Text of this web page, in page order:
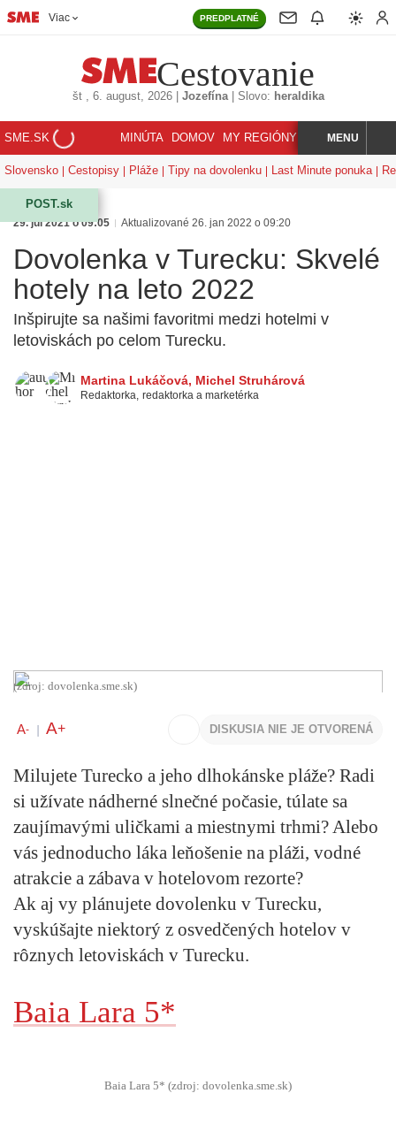
Viac PREDPLATNÉ
Cestovanie
št, 6. august, 2026| Jozefína| Slovo: heraldika
SME.SK MINÚTA DOMOV MY REGIÓNY KORZÁR
HĽADAJMENU
Slovensko Cestopisy Pláže Tipy na dovolenku Last Minute ponuka
POST.sk
29. júl 2021 o 09:05 Aktualizované 26. jan 2022 o 09:20
Dovolenka v Turecku: Skvelé
hotely na leto 2022
Inšpirujte sa našimi favoritmi medzi hotelmi v
letoviskách po celom Turecku.
Martina Lukáčová, Michel Struhárová
Redaktorka, redaktorka a marketérka
(zdroj: dovolenka.sme.sk)
A- A+ DISKUSIA NIE JE OTVORENÁ
Milujete Turecko a jeho dlhokánske pláže? Radi
si užívate nádherné slnečné počasie, túlate sa
zaujímavými uličkami a miestnymi trhmi? Alebo
vás jednoducho láka leňošenie na pláži, vodné
atrakcie a zábava v hotelovom rezorte?
Ak aj vy plánujete dovolenku v Turecku,
vyskúšajte niektorý z osvedčených hotelov v
rôznych letoviskách v Turecku.
Baia Lara 5*
Baia Lara 5* (zdroj: dovolenka.sme.sk)